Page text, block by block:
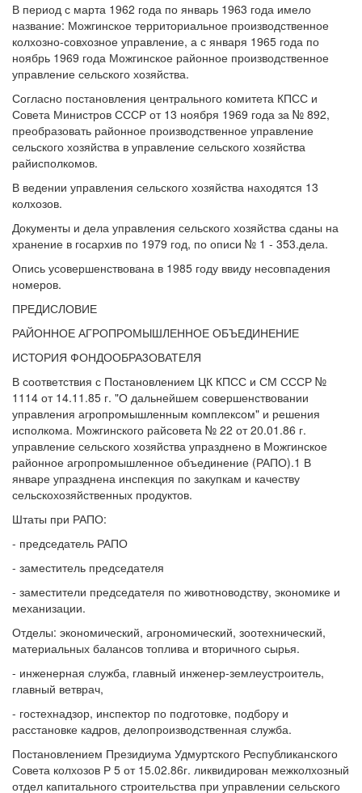
В период с марта 1962 года по январь 1963 года имело
название: Можгинское территориальное производственное
колхозно-совхозное управление, а с января 1965 года по
ноябрь 1969 года Можгинское районное производственное
управление сельского хозяйства.
Согласно постановления центрального комитета КПСС и
Совета Министров СССР от 13 ноября 1969 года за № 892,
преобразовать районное производственное управление
сельского хозяйства в управление сельского хозяйства
райисполкомов.
В ведении управления сельского хозяйства находятся 13
колхозов.
Документы и дела управления сельского хозяйства сданы на
хранение в госархив по 1979 год, по описи № 1 - 353.дела.
Опись усовершенствована в 1985 году ввиду несовпадения
номеров.
ПРЕДИСЛОВИЕ
РАЙОННОЕ АГРОПРОМЫШЛЕННОЕ ОБЪЕДИНЕНИЕ
ИСТОРИЯ ФОНДООБРА3ОВАТЕЛЯ
В соответствия с Постановлением ЦК КПСС и СМ СССР №
1114 от 14.11.85 г. "О дальнейшем совершенствовании
управления агропромышленным комплексом" и решения
исполкома. Можгинского райсовета № 22 от 20.01.86 г.
управление сельского хозяйства упразднено в Можгинское
районное агропромышленное объединение (РАПО).1 В
январе упразднена инспекция по закупкам и качеству
сельскохозяйственных продуктов.
Штаты при РАПО:
- председатель РАПО
- заместитель председателя
- заместители председателя по животноводству, экономике и
механизации.
Отделы: экономический, агрономический, зоотехнический,
материальных балансов топлива и вторичного сырья.
- инженерная служба, главный инженер-землеустроитель,
главный ветврач,
- гостехнадзор, инспектор по подготовке, подбору и
расстановке кадров, делопроизводственная служба.
Постановлением Президиума Удмуртского Республиканского
Совета колхозов Р 5 от 15.02.86г. ликвидирован межколхозный
отдел капитального строительства при управлении сельского